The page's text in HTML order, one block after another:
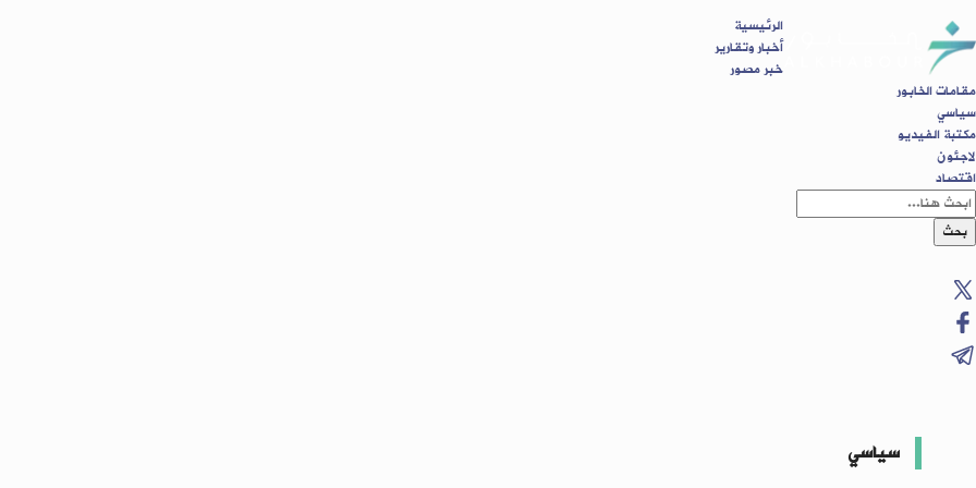
الرئيسية
أخبار وتقارير
خبر مصور
مقامات الخابور
سياسي
مكتبة الفيديو
لاجئون
اقتصاد
بحث
سياسي